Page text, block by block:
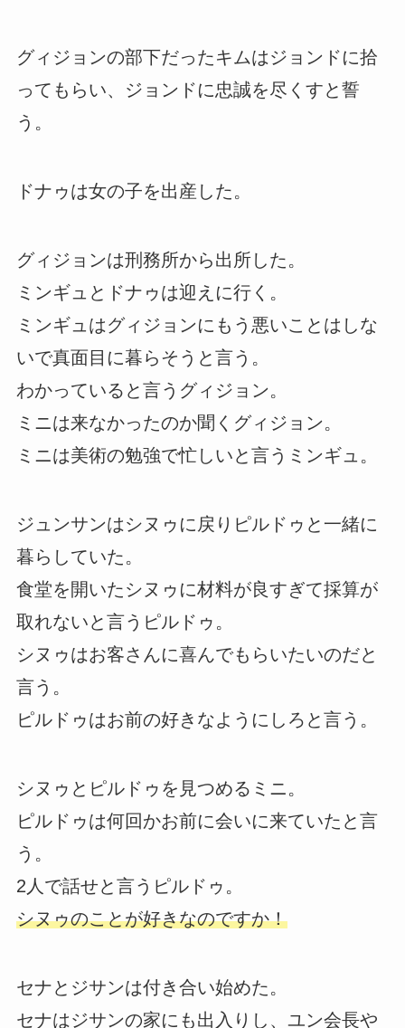
グィジョンの部下だったキムはジョンドに拾
ってもらい、ジョンドに忠誠を尽くすと誓
う。
ドナゥは女の子を出産した。
グィジョンは刑務所から出所した。
ミンギュとドナゥは迎えに行く。
ミンギュはグィジョンにもう悪いことはしな
いで真面目に暮らそうと言う。
わかっていると言うグィジョン。
ミニは来なかったのか聞くグィジョン。
ミニは美術の勉強で忙しいと言うミンギュ。
ジュンサンはシヌゥに戻りピルドゥと一緒に
暮らしていた。
食堂を開いたシヌゥに材料が良すぎて採算が
取れないと言うピルドゥ。
シヌゥはお客さんに喜んでもらいたいのだと
言う。
ピルドゥはお前の好きなようにしろと言う。
シヌゥとピルドゥを見つめるミニ。
ピルドゥは何回かお前に会いに来ていたと言
う。
2人で話せと言うピルドゥ。
シヌゥのことが好きなのですか！
セナとジサンは付き合い始めた。
セナはジサンの家にも出入りし、ユン会長や